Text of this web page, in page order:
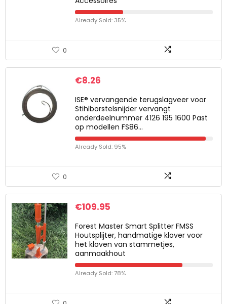
Already Sold: 35%
0
€8.26
ISE® vervangende terugslagveer voor
Stihlborstelsnijder vervangt
onderdeelnummer 4126 195 1600 Past
op modellen FS86…
Already Sold: 95%
0
€109.95
Forest Master Smart Splitter FMSS
Houtsplijter, handmatige klover voor
het kloven van stammetjes,
aanmaakhout
Already Sold: 78%